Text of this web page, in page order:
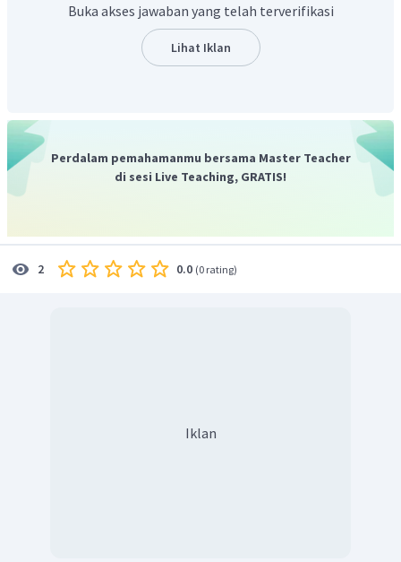
dilakukan secara berulang-ulang tanpa banyak berpikir,
karena kebiasaan itu dianggap baik, sopan, sopan dan
sesuai dengan kebiasaan.Contoh: menggunakan baju
Jadi jawaban yang tepat adalah C.
Buka akses jawaban yang telah terverifikasi
Lihat Iklan
Perdalam pemahamanmu bersama Master Teacher
di sesi Live Teaching, GRATIS!
2 0.0 (0 rating)
Iklan